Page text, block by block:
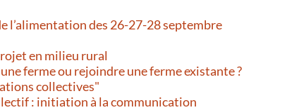
l’alimentation des 26-27-28 septembre
en milieu rural
ferme ou rejoindre une ferme existante ?
collectives"
: initiation à la communication